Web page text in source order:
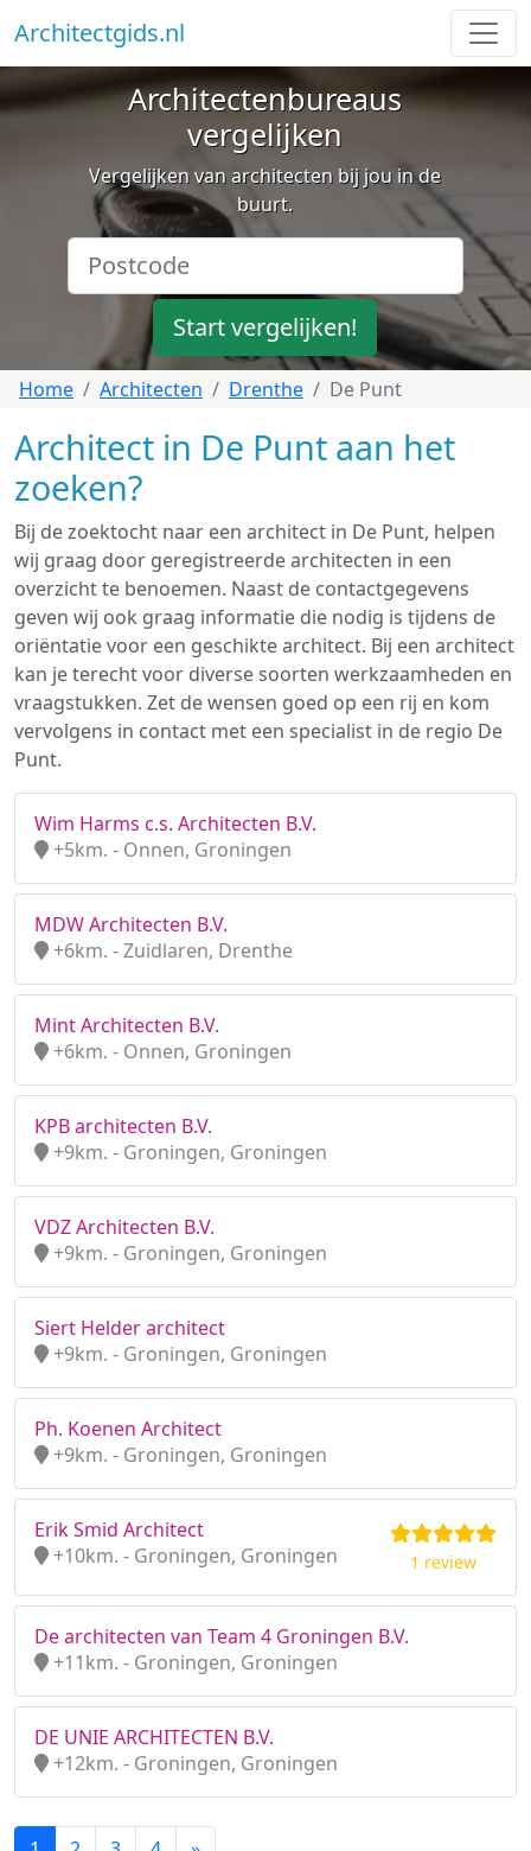
Architectgids.nl
Architectenbureaus
vergelijken
Vergelijken van architecten bij jou in de
buurt.
Start vergelijken!
Home Architecten Drenthe De Punt
Architect in De Punt aan het
zoeken?
Bij de zoektocht naar een architect in De Punt, helpen
wij graag door geregistreerde architecten in een
overzicht te benoemen. Naast de contactgegevens
geven wij ook graag informatie die nodig is tijdens de
oriëntatie voor een geschikte architect. Bij een architect
kan je terecht voor diverse soorten werkzaamheden en
vraagstukken. Zet de wensen goed op een rij en kom
vervolgens in contact met een specialist in de regio De
Punt.
Wim Harms c.s. Architecten B.V.
+5km. - Onnen, Groningen
MDW Architecten B.V.
+6km. - Zuidlaren, Drenthe
Mint Architecten B.V.
+6km. - Onnen, Groningen
KPB architecten B.V.
+9km. - Groningen, Groningen
VDZ Architecten B.V.
+9km. - Groningen, Groningen
Siert Helder architect
+9km. - Groningen, Groningen
Ph. Koenen Architect
+9km. - Groningen, Groningen
Erik Smid Architect
+10km. - Groningen, Groningen
1 review
De architecten van Team 4 Groningen B.V.
+11km. - Groningen, Groningen
DE UNIE ARCHITECTEN B.V.
+12km. - Groningen, Groningen